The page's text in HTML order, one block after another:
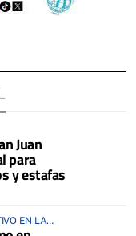
Juan
para
y estafas
EN LA